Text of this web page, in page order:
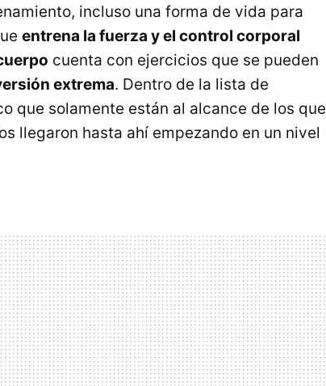
incluso una forma de vida para
entrena la fuerza y el control corporal
cuenta con ejercicios que se pueden
extrema. Dentro de la lista de
que solamente están al alcance de los que
llegaron hasta ahí empezando en un nivel